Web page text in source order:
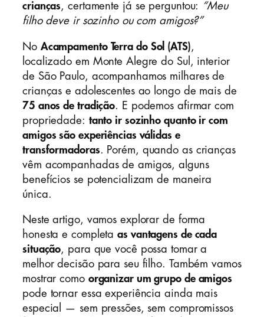
crianças, certamente já se perguntou:
“Meu
filho deve ir sozinho ou com amigos?”
No Acampamento Terra do Sol (ATS),
localizado em Monte Alegre do Sul, interior
de São Paulo, acompanhamos milhares de
crianças e adolescentes ao longo de mais de
75 anos de tradição. E podemos afirmar com
propriedade: tanto ir sozinho quanto ir com
amigos são experiências válidas e
transformadoras. Porém, quando as crianças
vêm acompanhadas de amigos, alguns
benefícios se potencializam de maneira
única.
Neste artigo, vamos explorar de forma
honesta e completaas vantagens de cada
situação, para que você possa tomar a
melhor decisão para seu filho. Também vamos
mostrar como organizar um grupo de amigos
pode tornar essa experiência ainda mais
especial — sem pressões, sem compromissos